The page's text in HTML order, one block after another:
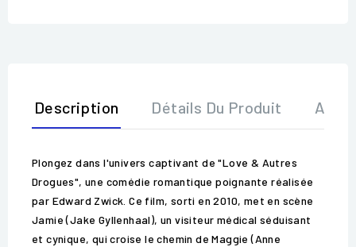
Description Détails Du Produit Avis
Plongez dans l'univers captivant de "Love & Autres
Drogues", une comédie romantique poignante réalisée
par Edward Zwick. Ce film, sorti en 2010, met en scène
Jamie (Jake Gyllenhaal), un visiteur médical séduisant
et cynique, qui croise le chemin de Maggie (Anne